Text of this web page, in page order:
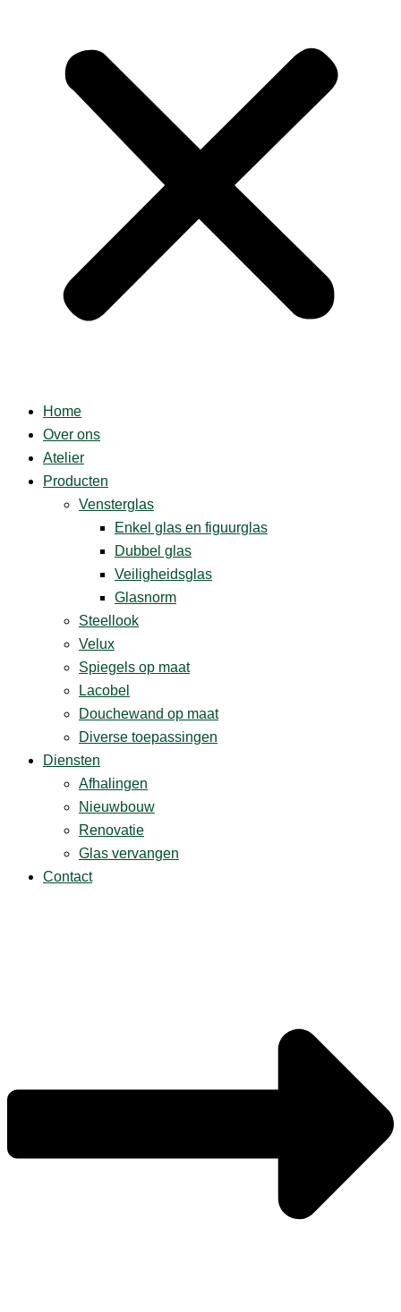
Home
Over ons
Atelier
Producten
Vensterglas
Enkel glas en figuurglas
Dubbel glas
Veiligheidsglas
Glasnorm
Steellook
Velux
Spiegels op maat
Lacobel
Douchewand op maat
Diverse ­toepassingen
Diensten
Afhalingen
Nieuwbouw
Renovatie
Glas vervangen
Contact